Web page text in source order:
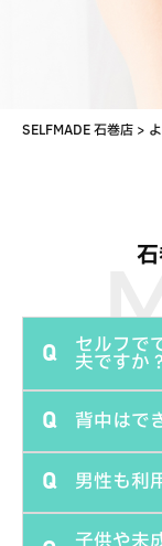
SELFMADE 石巻店 >
Q セルフで
夫ですか？
脱毛マシンの
す。途中でわ
Q 背中はで
手の届かない
Q 男性も利